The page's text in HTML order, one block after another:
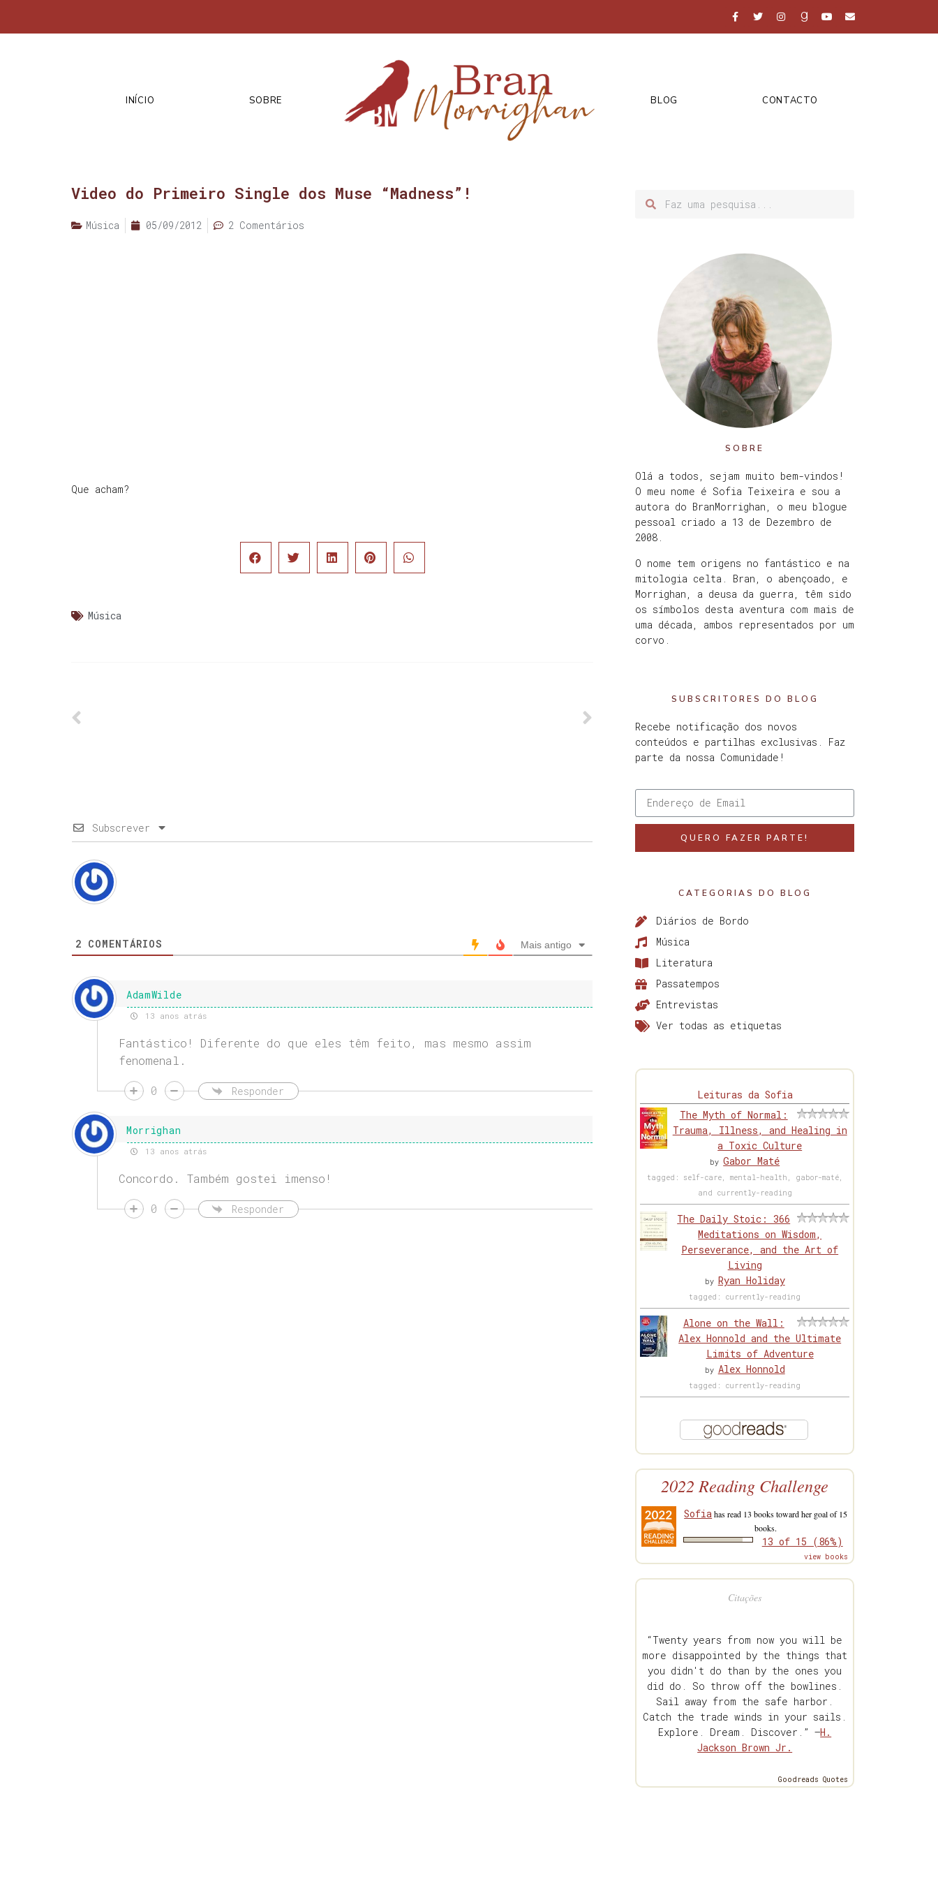
INÍCIO SOBRE BLOG CONTACTO
Video do Primeiro Single dos Muse “Madness”!
Música 05/09/2012 2 Comentários
Que acham?
Música
Subscrever
2 COMENTÁRIOS Mais antigo
AdamWilde
13 anos atrás
Fantástico! Diferente do que eles têm feito, mas mesmo assim
fenomenal.
0 Responder
Morrighan
13 anos atrás
Concordo. Também gostei imenso!
0 Responder
SOBRE
Olá a todos, sejam muito bem-vindos!
O meu nome é Sofia Teixeira e sou a
autora do BranMorrighan, o meu blogue
pessoal criado a 13 de Dezembro de
2008.
O nome tem origens no fantástico e na
mitologia celta. Bran, o abençoado, e
Morrighan, a deusa da guerra, têm sido
os símbolos desta aventura com mais de
uma década, ambos representados por um
corvo.
SUBSCRITORES DO BLOG
Recebe notificação dos novos
conteúdos e partilhas exclusivas. Faz
parte da nossa Comunidade!
QUERO FAZER PARTE!
CATEGORIAS DO BLOG
Diários de Bordo
Música
Literatura
Passatempos
Entrevistas
Ver todas as etiquetas
Leituras da Sofia
The Myth of Normal:
Trauma, Illness, and Healing in
a Toxic Culture
byGabor Maté
tagged: self-care, mental-health, gabor-maté,
and currently-reading
The Daily Stoic: 366
Meditations on Wisdom,
Perseverance, and the Art of
Living
by Ryan Holiday
tagged: currently-reading
Alone on the Wall:
Alex Honnold and the Ultimate
Limits of Adventure
by Alex Honnold
tagged: currently-reading
2022 Reading Challenge
Sofiahas read 13 books toward her goal of 15
books.
13 of 15 (86%)
view books
Citações
“Twenty years from now you will be
more disappointed by the things that
you didn't do than by the ones you
did do. So throw off the bowlines.
Sail away from the safe harbor.
Catch the trade winds in your sails.
Explore. Dream. Discover.” —H.
Jackson Brown Jr.
Goodreads Quotes